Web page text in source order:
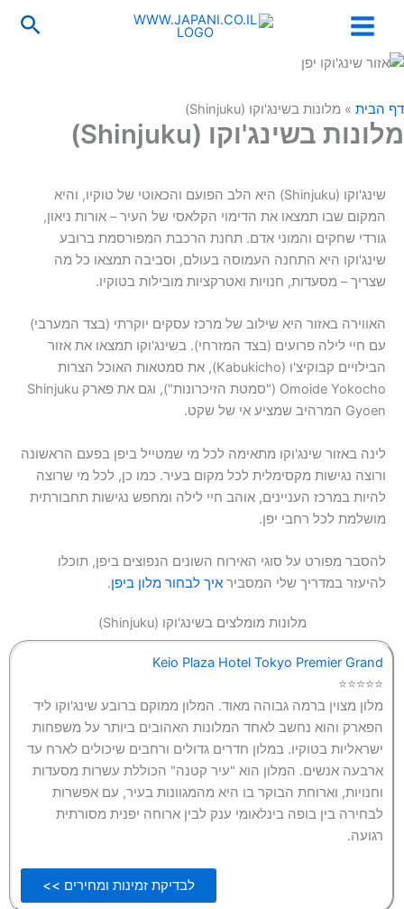
דף הבית » מלונות בשינג'וקו (Shinjuku)
מלונות בשינג'וקו (Shinjuku)
שינג'וקו (Shinjuku) היא הלב הפועם והכאוטי של טוקיו, והיא
המקום שבו תמצאו את הדימוי הקלאסי של העיר – אורות ניאון,
גורדי שחקים והמוני אדם. תחנת הרכבת המפורסמת ברובע
שינג'וקו היא התחנה העמוסה בעולם, וסביבה תמצאו כל מה
שצריך – מסעדות, חנויות ואטרקציות מובילות בטוקיו.
האווירה באזור היא שילוב של מרכז עסקים יוקרתי (בצד המערבי)
עם חיי לילה פרועים (בצד המזרחי). בשינג'וקו תמצאו את אזור
הבילויים קבוקיצ'ו (Kabukicho), את סמטאות האוכל הצרות
Omoide Yokocho ("סמטת הזיכרונות"), וגם את פארק Shinjuku
Gyoen המרהיב שמציע אי של שקט.
לינה באזור שינג'וקו מתאימה לכל מי שמטייל ביפן בפעם הראשונה
ורוצה נגישות מקסימלית לכל מקום בעיר. כמו כן, לכל מי שרוצה
להיות במרכז העניינים, אוהב חיי לילה ומחפש נגישות תחבורתית
מושלמת לכל רחבי יפן.
להסבר מפורט על סוגי האירוח השונים הנפוצים ביפן, תוכלו
להיעזר במדריך שלי המסביר איך לבחור מלון ביפן.
מלונות מומלצים בשינג'וקו (Shinjuku)
Keio Plaza Hotel Tokyo Premier Grand
⭐⭐⭐⭐⭐
מלון מצוין ברמה גבוהה מאוד. המלון ממוקם ברובע שינג'וקו ליד
הפארק והוא נחשב לאחד המלונות האהובים ביותר על משפחות
ישראליות בטוקיו. במלון חדרים גדולים ורחבים שיכולים לארח עד
ארבעה אנשים. המלון הוא "עיר קטנה" הכוללת עשרות מסעדות
וחנויות, וארוחת הבוקר בו היא מהמגוונות בעיר, עם אפשרות
לבחירה בין בופה בינלאומי ענק לבין ארוחה יפנית מסורתית
רגועה.
לבדיקת זמינות ומחירים >>